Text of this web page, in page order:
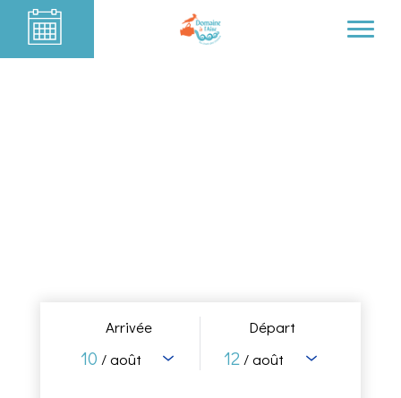
Arrivée
10 / août
Départ
12 / août